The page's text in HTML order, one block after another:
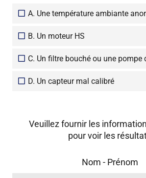
A. Une température ambiante
B. Un moteur HS
C. Un filtre bouché ou une pompe
D. Un capteur mal calibré
Veuillez fournir les
pour voir les
Nom - Prénom